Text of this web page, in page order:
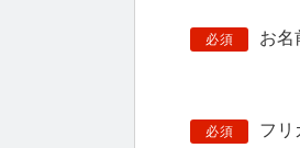
必須 お名
必須 フリ